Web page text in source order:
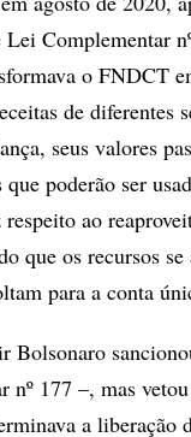
Complementar
o FNDCT
de diferentes
seus valores
poderão ser
ao
que os recursos
para a conta
Bolsonaro
177 –, mas
a liberação